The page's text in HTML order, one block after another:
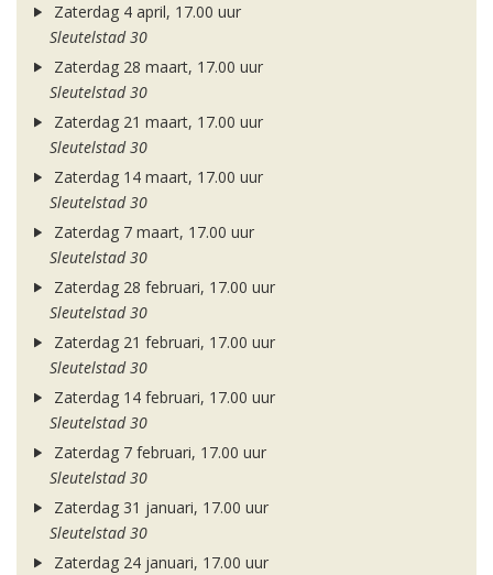
Zaterdag 4 april, 17.00 uur
Sleutelstad 30
Zaterdag 28 maart, 17.00 uur
Sleutelstad 30
Zaterdag 21 maart, 17.00 uur
Sleutelstad 30
Zaterdag 14 maart, 17.00 uur
Sleutelstad 30
Zaterdag 7 maart, 17.00 uur
Sleutelstad 30
Zaterdag 28 februari, 17.00 uur
Sleutelstad 30
Zaterdag 21 februari, 17.00 uur
Sleutelstad 30
Zaterdag 14 februari, 17.00 uur
Sleutelstad 30
Zaterdag 7 februari, 17.00 uur
Sleutelstad 30
Zaterdag 31 januari, 17.00 uur
Sleutelstad 30
Zaterdag 24 januari, 17.00 uur